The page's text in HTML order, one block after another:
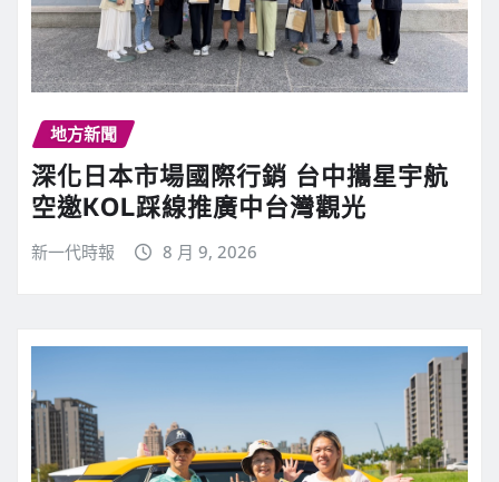
地方新聞
深化日本市場國際行銷 台中攜星宇航
空邀KOL踩線推廣中台灣觀光
新一代時報 8 月 9, 2026